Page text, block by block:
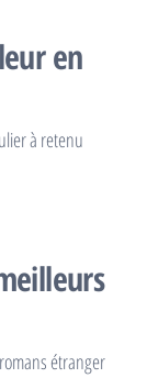
en
à retenu
étranger